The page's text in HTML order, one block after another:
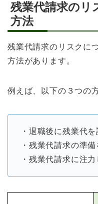
残業代請求のリ
方法
残業代請求のリスクに
方法があります。
例えば、以下の３つの
・退職後に残業代
・残業代請求の準
・残業代請求に注